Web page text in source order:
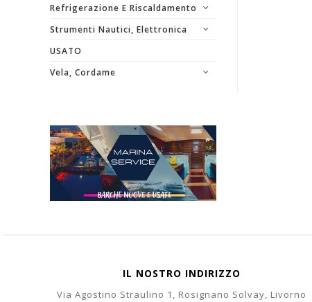
Refrigerazione E Riscaldamento
Strumenti Nautici, Elettronica
USATO
Vela, Cordame
IL NOSTRO INDIRIZZO
Via Agostino Straulino 1, Rosignano Solvay, Livorno